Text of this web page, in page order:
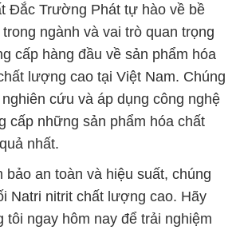
Đắc Trường Phát tự hào về bề
ngành và vai trò quan trọng
cấp hàng đầu về sản phẩm hóa
lượng cao tại Việt Nam. Chúng
cứu và áp dụng công nghệ
cấp những sản phẩm hóa chất
nhất.
bảo an toàn và hiệu suất, chúng
Natri nitrit chất lượng cao. Hãy
tôi ngay hôm nay để trải nghiệm